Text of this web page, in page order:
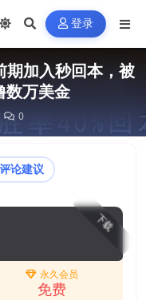
登录
期加入秒回本，被
数万美金
0
评论建议
下载
永久会员
免费